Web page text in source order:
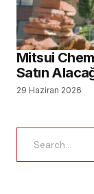
Mitsui
Satın
29 Haziran 2026